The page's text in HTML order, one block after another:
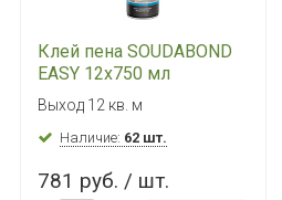
Клей пена SOUDABOND
EASY 12х750 мл
(пистолетный)
Выход 12 кв. м
Наличие: 62 шт.
781 руб. / шт.